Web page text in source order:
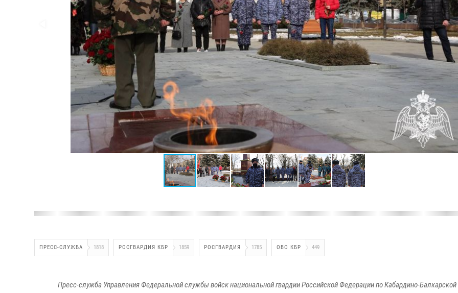
ПРЕСС-СЛУЖБА 1818 РОСГВАРДИЯ КБР 1859 РОСГВАРДИЯ 1785 ОВО КБР 449
Пресс-служба Управления Федеральной службы войск национальной гвардии Российской Федерации по Кабардино-Балкарской